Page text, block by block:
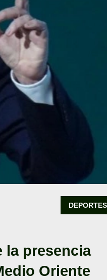
DEPORTES
la presencia
Oriente